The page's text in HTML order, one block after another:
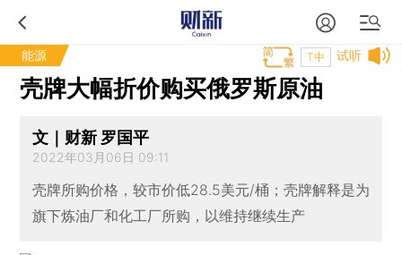
能源 试听
T中
壳牌大幅折价购买俄罗斯原油
文｜财新 罗国平
2022年03月06日 09:11
壳牌所购价格，较市价低28.5美元/桶；壳牌解释是为
旗下炼油厂和化工厂所购，以维持继续生产